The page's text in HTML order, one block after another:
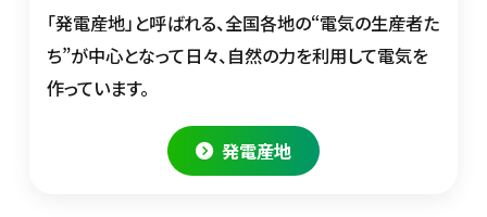
「発電産地」と呼ばれる、全国各地の“電気の生産者た
ち”が中心となって日々、自然の力を利用して電気を
作っています。
発電産地